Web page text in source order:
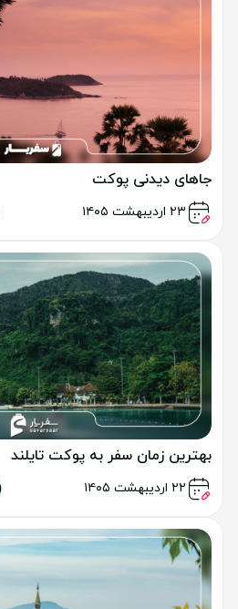
جاهای دیدنی پوکت
۲۳ اردیبهشت ۱۴۰۵
خواندن مطلب
بهترین زمان سفر به پوکت تایلند
۲۲ اردیبهشت ۱۴۰۵